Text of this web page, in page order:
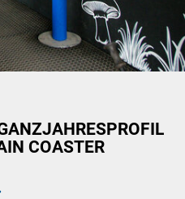
COASTER